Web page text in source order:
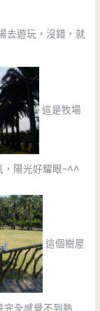
去遊玩，沒錯，就
這是牧場
，陽光好耀眼~^^
這個樹屋
完全感覺不到熱